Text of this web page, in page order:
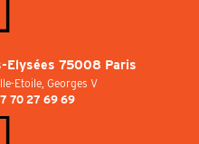
Elysées 75008 Paris
Etoile, Georges V
70 27 69 69